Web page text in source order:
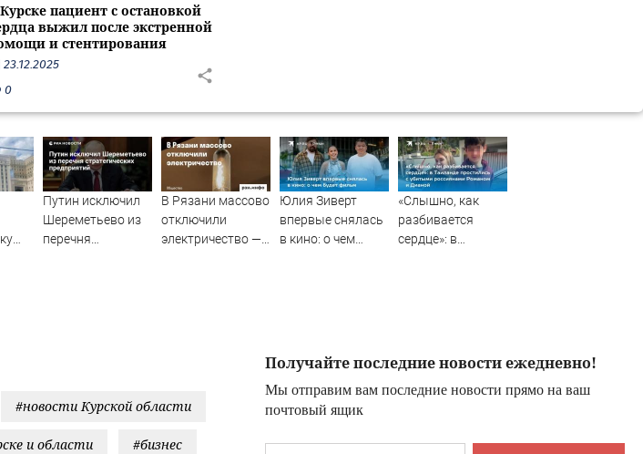
пациент с остановкой
выжил после экстренной
и стентирования
23.12.2025
0
Путин исключил
Шереметьево из
перечня
В Рязани массово
отключили
электричество —
Юлия Зиверт
впервые снялась
в кино: о чем
«Слышно, как
разбивается
сердце»: в
Получайте последние новости ежедневно!
Мы отправим вам последние новости прямо на ваш
почтовый ящик
#новости Курской области
и области #бизнес